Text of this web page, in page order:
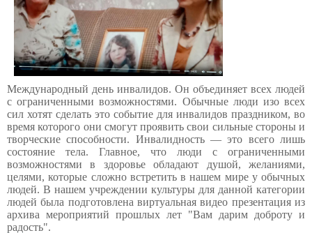
Международный день инвалидов. Он объединяет всех людей
с ограниченными возможностями. Обычные люди изо всех
сил хотят сделать это событие для инвалидов праздником, во
время которого они смогут проявить свои сильные стороны и
творческие способности. Инвалидность — это всего лишь
состояние тела. Главное, что люди с ограниченными
возможностями в здоровье обладают душой, желаниями,
целями, которые сложно встретить в нашем мире у обычных
людей. В нашем учреждении культуры для данной категории
людей была подготовлена виртуальная видео презентация из
архива мероприятий прошлых лет "Вам дарим доброту и
радость".